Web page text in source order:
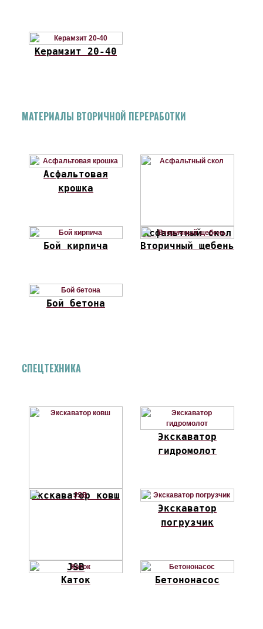
Керамзит 20-40
МАТЕРИАЛЫ ВТОРИЧНОЙ ПЕРЕРАБОТКИ
Асфальтовая
крошка
Асфальтный скол
Бой кирпича
Вторичный щебень
Бой бетона
СПЕЦТЕХНИКА
Экскаватор ковш
Экскаватор
гидромолот
JSB
Экскаватор
погрузчик
Каток Бетононасос